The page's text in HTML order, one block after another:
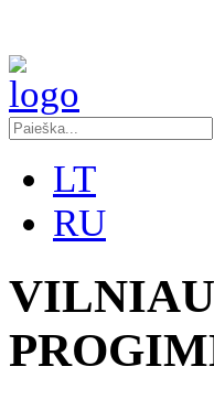
LT
RU